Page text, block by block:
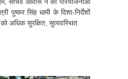
सचिव आवास ने की परियोजनाओं
पुष्कर सिंह धामी के दिशा-निर्देशों
अधिक सुरक्षित, सुव्यवस्थित